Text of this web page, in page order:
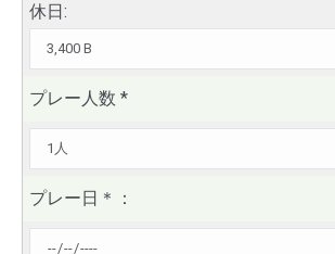
休日:
プレー人数 *
プレー日 ＊ ：